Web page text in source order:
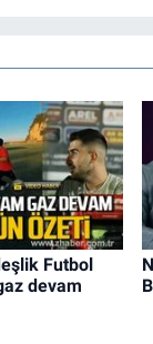
Futbol
devam